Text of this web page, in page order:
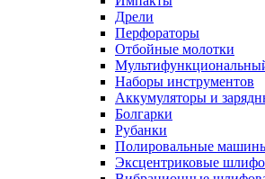
Дрели
Перфораторы
Отбойные молотки
Наборы инструментов
Аккумуляторы и
Болгарки
Рубанки
Полировальные
Эксцентриковые